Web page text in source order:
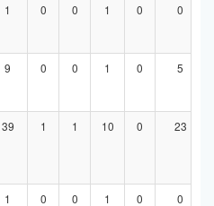
1 0 0 1 0 0
9 0 0 1 0 5
39 1 1 10 0 23
1 0 0 1 0 0